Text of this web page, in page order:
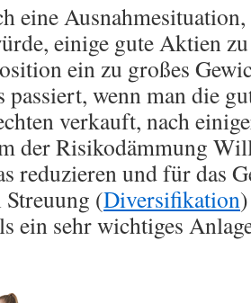
eine
einige gute Aktien
ein zu großes
passiert, wenn man die
verkauft, nach
der Risikodämmung
reduzieren und für das
(Diversifikation
ein sehr wichtiges